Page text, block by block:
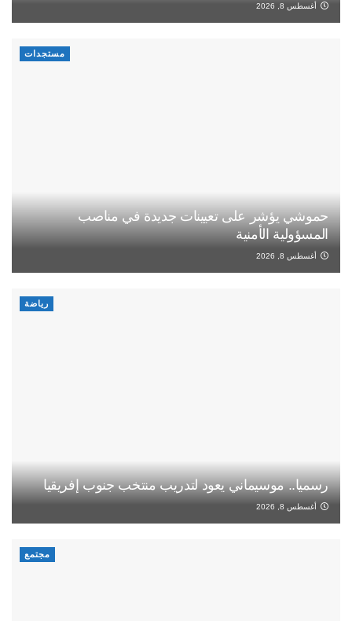
أغسطس 8, 2026
مستجدات
حموشي يؤشر على تعيينات جديدة في مناصب
المسؤولية الأمنية
أغسطس 8, 2026
رياضة
رسميا.. موسيماني يعود لتدريب منتخب جنوب إفريقيا
أغسطس 8, 2026
مجتمع